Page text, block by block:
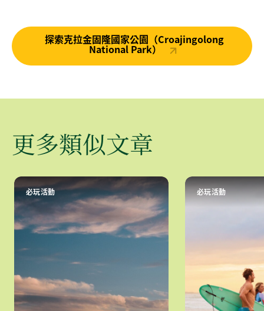
探索克拉金固隆國家公園（Croajingolong
National Park）
更多類似文章
必玩活動 必玩活動